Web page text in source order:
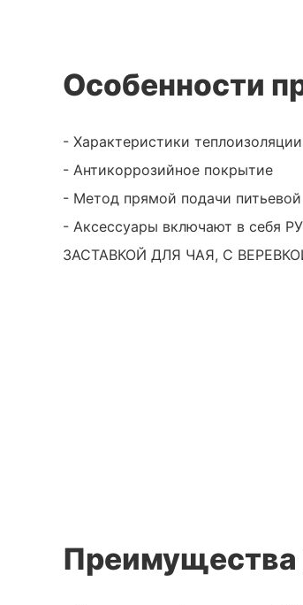
Особенности
- Характеристики теплоизоляции
- Антикоррозийное покрытие
- Метод прямой подачи
- Аксессуары включают в себя
ЗАСТАВКОЙ ДЛЯ ЧАЯ, С
Преимущества